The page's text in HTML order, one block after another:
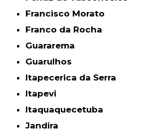
Francisco Morato
Franco da Rocha
Guararema
Guarulhos
Itapecerica da Serra
Itapevi
Itaquaquecetuba
Jandira